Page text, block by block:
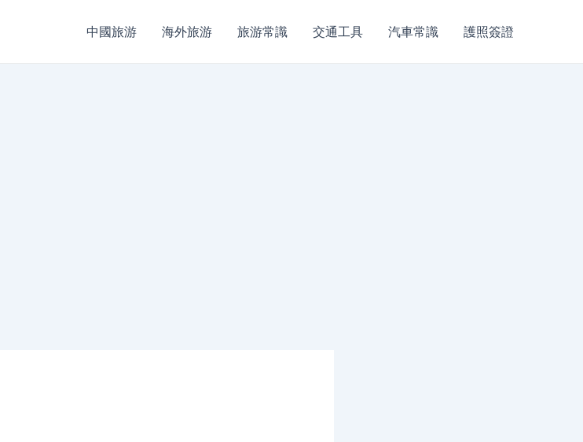
中國旅游 海外旅游 旅游常識 交通工具 汽車常識 護照簽證